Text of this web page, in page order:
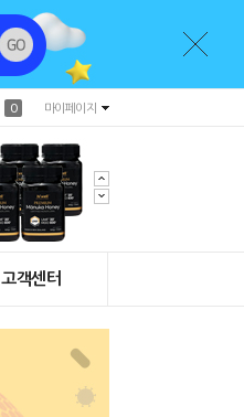
0 마이페이지
고객센터